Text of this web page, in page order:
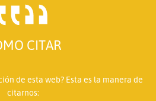
CITAR
de esta web? Esta es la manera de
citarnos: